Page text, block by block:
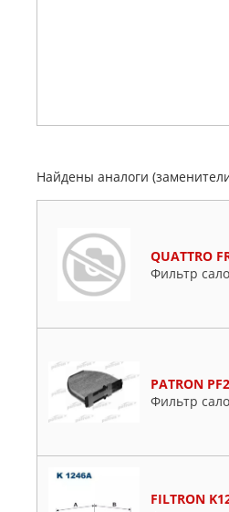
Найдены аналоги
QUATTRO
Фильтр
PATRON
Фильтр
FILTRON